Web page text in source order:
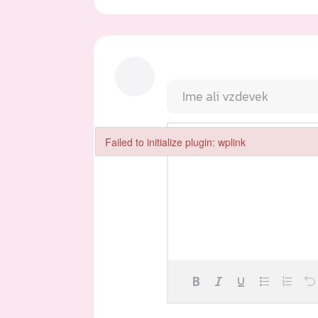
Failed to initialize plugin: wplink
Failed to initialize plugin: wplink